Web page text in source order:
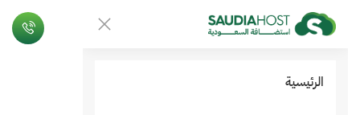
الرئيسية